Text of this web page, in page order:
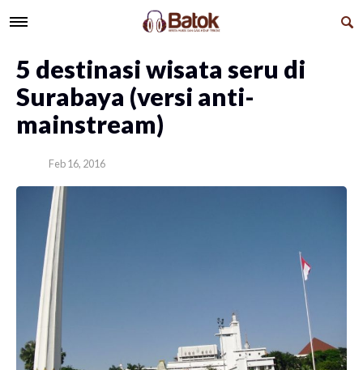
5 destinasi wisata seru di
Surabaya (versi anti-
mainstream)
Feb 16, 2016